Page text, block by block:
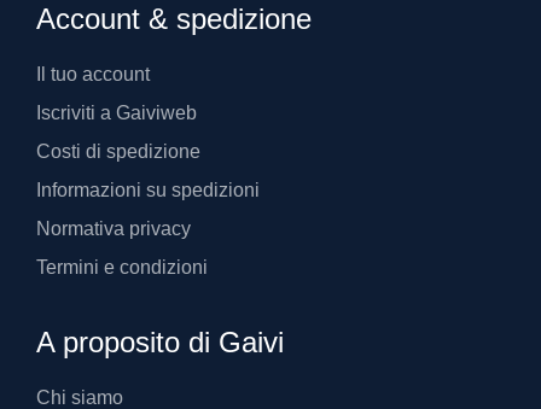
Account & spedizione
Il tuo account
Iscriviti a Gaiviweb
Costi di spedizione
Informazioni su spedizioni
Normativa privacy
Termini e condizioni
A proposito di Gaivi
Chi siamo